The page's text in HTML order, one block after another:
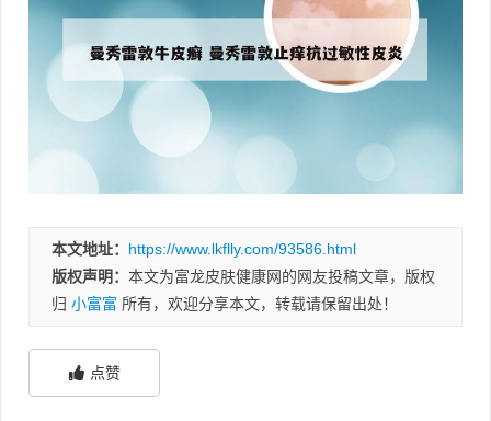
本文地址： https://www.lkflly.com/93586.html
版权声明： 本文为富龙皮肤健康网的网友投稿文章，版权
归 小富富 所有，欢迎分享本文，转载请保留出处！
点赞